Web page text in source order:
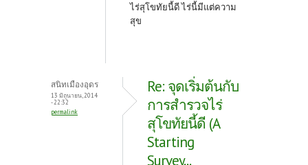
ไร่สุโขทัยนี้ดี ไร่นี้มีแต่ความ
สุข
สนิทเมืองอุดร
13 มิถุนายน, 2014
- 22:32
permalink
Re: จุดเริ่มต้นกับ
การสำรวจไร่
สุโขทัยนี้ดี (A
Starting
Survey...